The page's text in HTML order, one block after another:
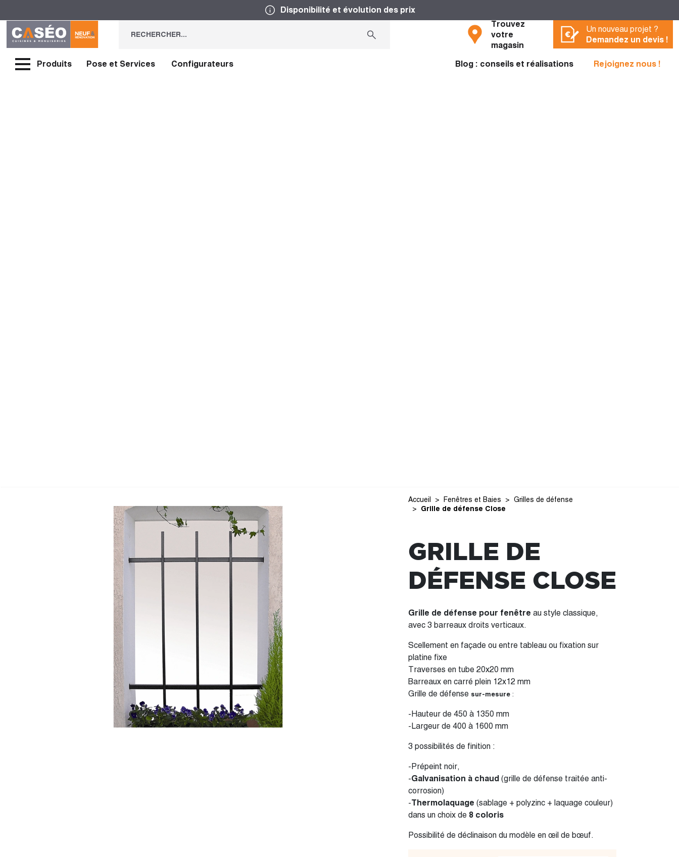
Disponibilité et évolution des prix
Trouvez
votre
magasin
Un nouveau projet ?
Demandez un devis !
Produits Pose et Services Configurateurs Blog : conseils et réalisations Rejoignez nous !
Accueil Fenêtres et Baies
Grilles de défense
Grille de défense Close
GRILLE DE
DÉFENSE CLOSE
Grille de défense pour fenêtre au style classique,
avec 3 barreaux droits verticaux.
Scellement en façade ou entre tableau ou fixation sur
platine fixe
Traverses en tube 20x20 mm
Barreaux en carré plein 12x12 mm
Grille de défense sur-mesure :
-Hauteur de 450 à 1350 mm
-Largeur de 400 à 1600 mm
3 possibilités de finition :
-Prépeint noir,
-Galvanisation à chaud (grille de défense traitée anti-
corrosion)
-Thermolaquage (sablage + polyzinc + laquage couleur)
dans un choix de 8 coloris
Possibilité de déclinaison du modèle en œil de bœuf.